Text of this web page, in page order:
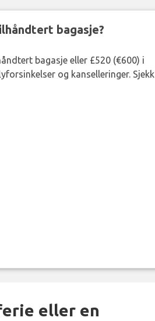
bagasje?
bagasje eller £520 (€600) i
og kanselleringer. Sjekk
eller en